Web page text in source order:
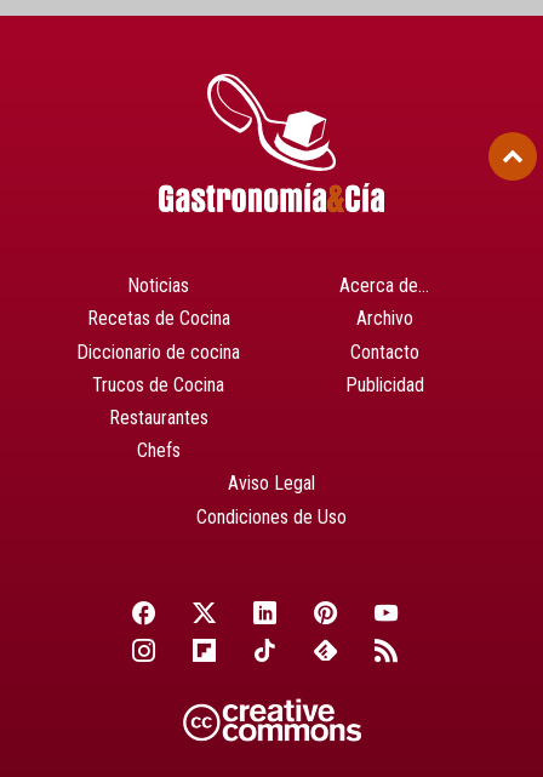
Noticias
Recetas de Cocina
Diccionario de cocina
Trucos de Cocina
Restaurantes
Chefs
Acerca de…
Archivo
Contacto
Publicidad
Aviso Legal
Condiciones de Uso